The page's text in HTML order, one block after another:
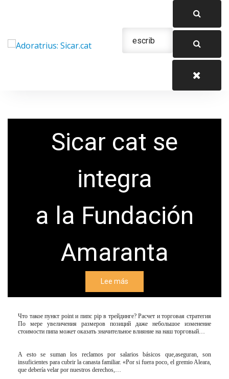
Sicar cat se
integra
a la Fundación
Amaranta
Lee más
Что такое пункт point и пипс pip в трейдинге? Расчет и торговая стратегия
По мере увеличения размеров позиций даже небольшое изменение
стоимости пипа может оказать значительное влияние на наш торговый…
A esto se suman los reclamos por salarios básicos que,aseguran, son
insuficientes para cubrir la canasta familiar. «Por si fuera poco, el gremio Aleara,
que debería velar por nuestros derechos,…